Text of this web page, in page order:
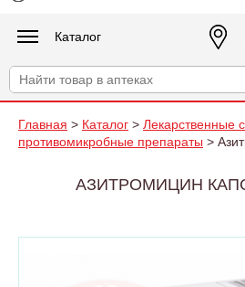
Каталог
Главная > Каталог > Лекарственные
противомикробные препараты >
АЗИТРОМИЦИН